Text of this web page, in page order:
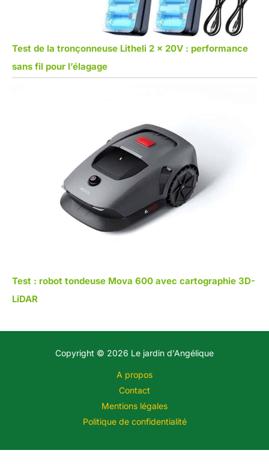
Test de la tronçonneuse Litheli 2 x 20V : performance
sans fil pour l’élagage
Test : robot tondeuse Mova 600 avec cartographie 3D-
LiDAR
Copyright © 2026 Le jardin d'Angélique
A propos
Contact
Mentions légales
Politique de confidentialité